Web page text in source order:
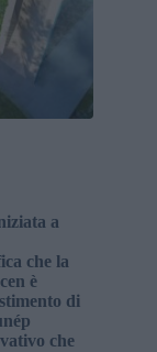
a
che la
è
di
che